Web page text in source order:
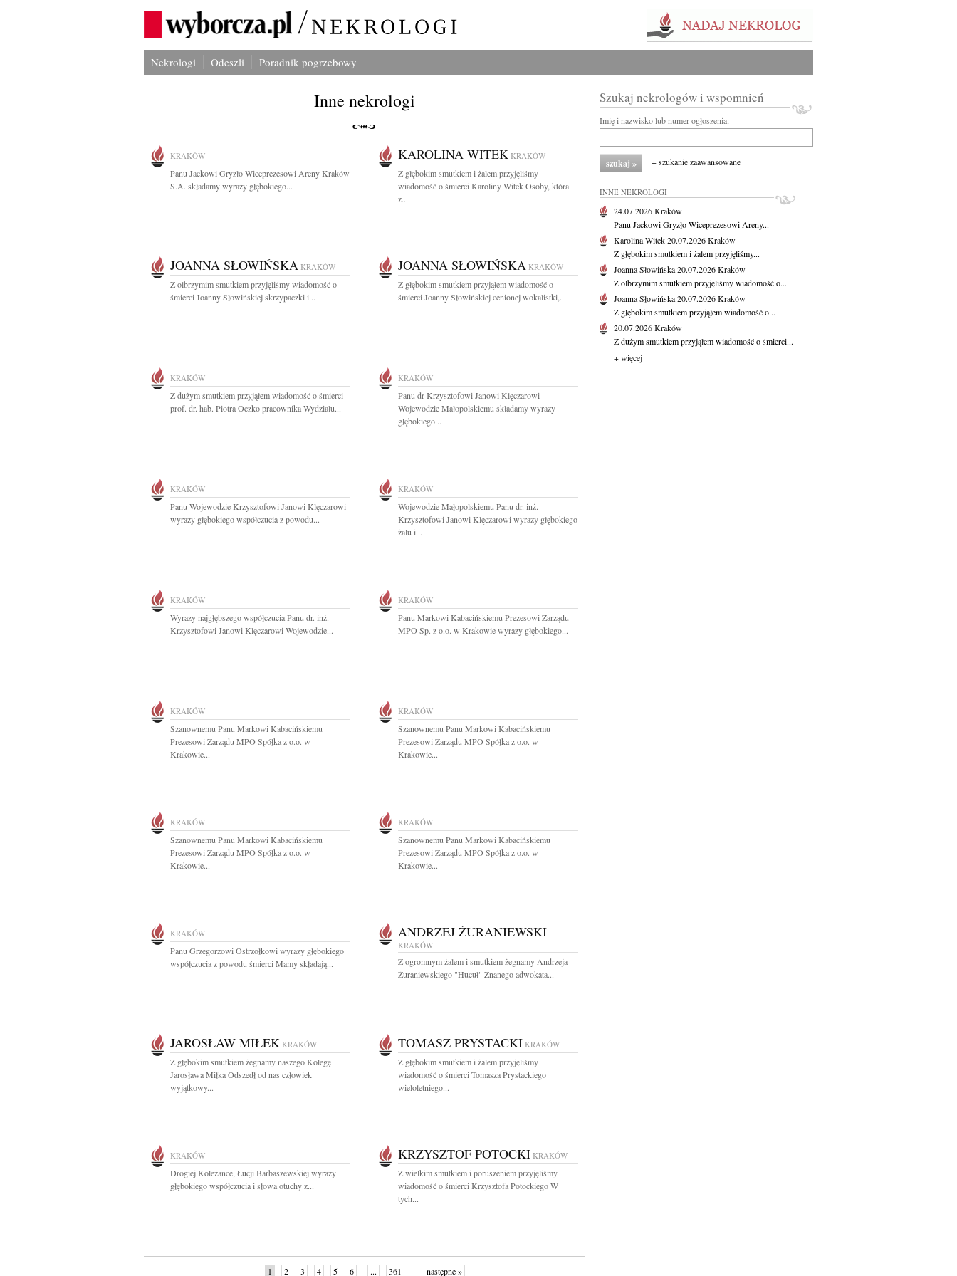
Nekrologi Odeszli Poradnik pogrzebowy
Inne nekrologi
KRAKÓW
Panu Jackowi Gryzło Wiceprezesowi Areny Kraków
S.A. składamy wyrazy głębokiego...
KAROLINA WITEK KRAKÓW
Z głębokim smutkiem i żalem przyjęliśmy
wiadomość o śmierci Karoliny Witek Osoby, która
z...
JOANNA SŁOWIŃSKA KRAKÓW
Z olbrzymim smutkiem przyjęliśmy wiadomość o
śmierci Joanny Słowińskiej skrzypaczki i...
JOANNA SŁOWIŃSKA KRAKÓW
Z głębokim smutkiem przyjąłem wiadomość o
śmierci Joanny Słowińskiej cenionej wokalistki,...
KRAKÓW
Z dużym smutkiem przyjąłem wiadomość o śmierci
prof. dr. hab. Piotra Oczko pracownika Wydziału...
KRAKÓW
Panu dr Krzysztofowi Janowi Klęczarowi
Wojewodzie Małopolskiemu składamy wyrazy
głębokiego...
KRAKÓW
Panu Wojewodzie Krzysztofowi Janowi Klęczarowi
wyrazy głębokiego współczucia z powodu...
KRAKÓW
Wojewodzie Małopolskiemu Panu dr. inż.
Krzysztofowi Janowi Klęczarowi wyrazy głębokiego
żalu i...
KRAKÓW
Wyrazy najgłębszego współczucia Panu dr. inż.
Krzysztofowi Janowi Klęczarowi Wojewodzie...
KRAKÓW
Panu Markowi Kabacińskiemu Prezesowi Zarządu
MPO Sp. z o.o. w Krakowie wyrazy głębokiego...
KRAKÓW
Szanownemu Panu Markowi Kabacińskiemu
Prezesowi Zarządu MPO Spółka z o.o. w
Krakowie...
KRAKÓW
Szanownemu Panu Markowi Kabacińskiemu
Prezesowi Zarządu MPO Spółka z o.o. w
Krakowie...
KRAKÓW
Szanownemu Panu Markowi Kabacińskiemu
Prezesowi Zarządu MPO Spółka z o.o. w
Krakowie...
KRAKÓW
Szanownemu Panu Markowi Kabacińskiemu
Prezesowi Zarządu MPO Spółka z o.o. w
Krakowie...
KRAKÓW
Panu Grzegorzowi Ostrzołkowi wyrazy głębokiego
współczucia z powodu śmierci Mamy składają...
ANDRZEJ ŻURANIEWSKI
KRAKÓW
Z ogromnym żalem i smutkiem żegnamy Andrzeja
Żuraniewskiego "Hucuł" Znanego adwokata...
JAROSŁAW MIŁEK KRAKÓW
Z głębokim smutkiem żegnamy naszego Kolegę
Jarosława Miłka Odszedł od nas człowiek
wyjątkowy...
TOMASZ PRYSTACKI KRAKÓW
Z głębokim smutkiem i żalem przyjęliśmy
wiadomość o śmierci Tomasza Prystackiego
wieloletniego...
KRAKÓW
Drogiej Koleżance, Łucji Barbaszewskiej wyrazy
głębokiego współczucia i słowa otuchy z...
KRZYSZTOF POTOCKI KRAKÓW
Z wielkim smutkiem i poruszeniem przyjęliśmy
wiadomość o śmierci Krzysztofa Potockiego W
tych...
1 2 3 4 5 6 ... 361 następne »
Szukaj nekrologów i wspomnień
Imię i nazwisko lub numer ogłoszenia:
+ szukanie zaawansowane
INNE NEKROLOGI
24.07.2026Kraków
Panu Jackowi Gryzło Wiceprezesowi Areny...
Karolina Witek20.07.2026Kraków
Z głębokim smutkiem i żalem przyjęliśmy...
Joanna Słowińska20.07.2026Kraków
Z olbrzymim smutkiem przyjęliśmy wiadomość o...
Joanna Słowińska20.07.2026Kraków
Z głębokim smutkiem przyjąłem wiadomość o...
20.07.2026Kraków
Z dużym smutkiem przyjąłem wiadomość o śmierci...
+ więcej